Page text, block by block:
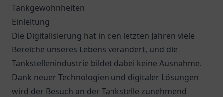
Tankgewohnheiten
Einleitung
Die Digitalisierung hat in den letzten Jahren viele
Bereiche unseres Lebens verändert, und die
Tankstellenindustrie bildet dabei keine Ausnahme.
Dank neuer Technologien und digitaler Lösungen
wird der Besuch an der Tankstelle zunehmend